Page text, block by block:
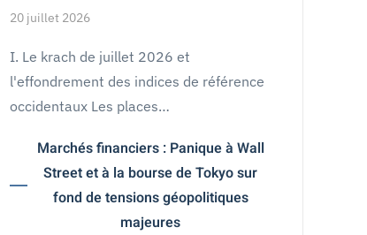
20 juillet 2026
I. Le krach de juillet 2026 et
l'effondrement des indices de référence
occidentaux Les places…
Marchés financiers : Panique à Wall
Street et à la bourse de Tokyo sur
fond de tensions géopolitiques
majeures